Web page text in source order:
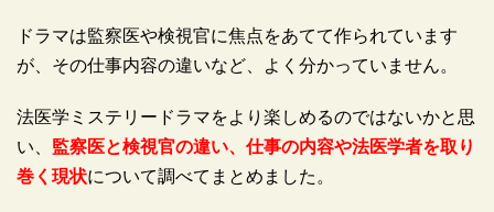
ドラマは監察医や検視官に焦点をあてて作られています
が、その仕事内容の違いなど、よく分かっていません。
法医学ミステリードラマをより楽しめるのではないかと思
い、 監察医と検視官の違い、仕事の内容や法医学者を取り
巻く現状について調べてまとめました。